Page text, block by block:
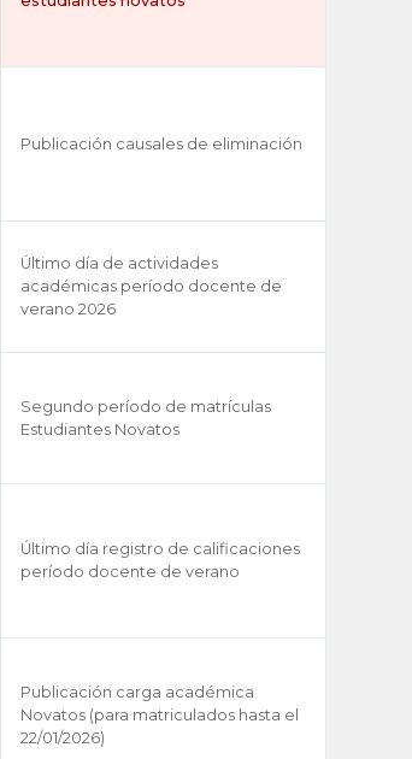
Publicación causales de eliminación
Último día de actividades
académicas período docente de
verano 2026
Segundo período de matrículas
Estudiantes Novatos
Último día registro de calificaciones
período docente de verano
Publicación carga académica
Novatos (para matriculados hasta el
22/01/2026)